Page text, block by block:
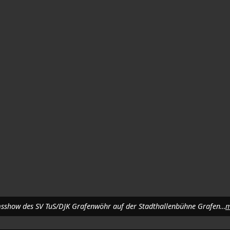
170 Tänzerinnen zeigten ihr Können bei der 20-jährigen Jubiläumsshow des SV TuS/DJK Grafenwöhr auf der Stadthallenbühne Grafenwöhr. Foto: Renate Gradl